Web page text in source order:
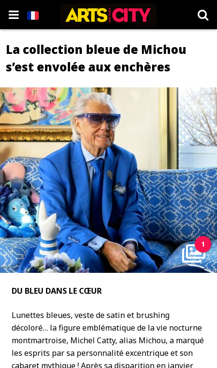
La collection bleue de Michou
s’est envolée aux enchères
1
DU BLEU DANS LE CŒUR
Lunettes bleues, veste de satin et brushing
décoloré… la figure emblématique de la vie nocturne
montmartroise, Michel Catty, alias Michou, a marqué
les esprits par sa personnalité excentrique et son
cabaret mythique ! Après sa disparition en janvier